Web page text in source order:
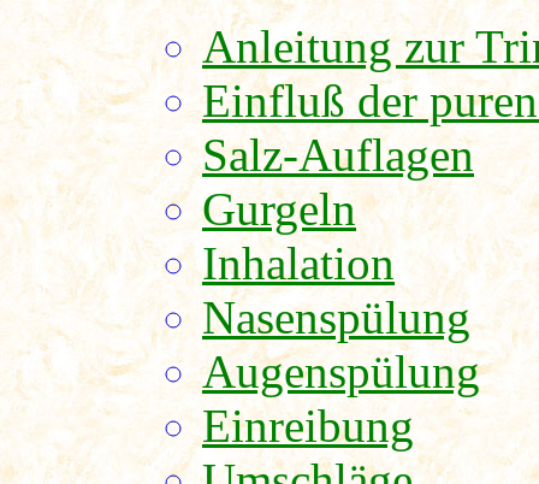
Anleitung zur
Einfluß der
Salz-Auflagen
Gurgeln
Inhalation
Nasenspülung
Augenspülung
Einreibung